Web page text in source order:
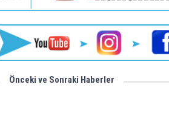
Önceki ve Sonraki Haberler